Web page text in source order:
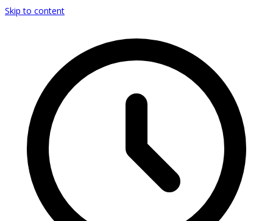
Skip to content